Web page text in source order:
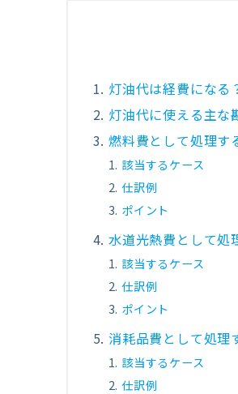
灯油代は経費になる
灯油代に使える主な
燃料費として処理す
該当するケース
仕訳例
ポイント
水道光熱費として処
該当するケース
仕訳例
ポイント
消耗品費として処理
該当するケース
仕訳例